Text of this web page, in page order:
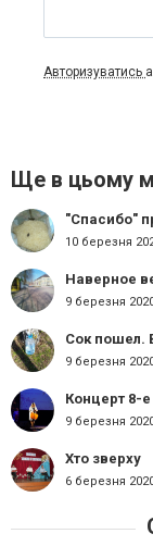
Авторизуватись
Ще в цьому
"Спасибо"
10 березня
Наверное
9 березня
Сок пошел.
9 березня
Концерт 8-
9 березня
Хто зверху
6 березня